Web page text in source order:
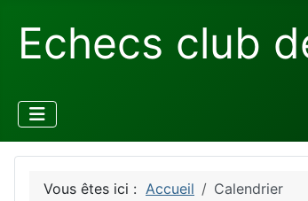
Echecs club
Vous êtes ici : Accueil Calendrier